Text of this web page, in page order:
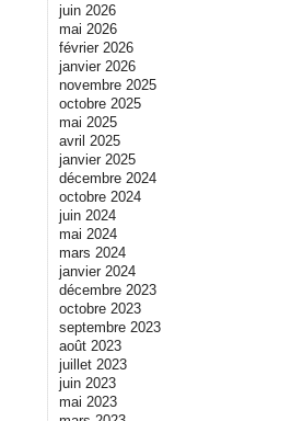
juin 2026
mai 2026
février 2026
janvier 2026
novembre 2025
octobre 2025
mai 2025
avril 2025
janvier 2025
décembre 2024
octobre 2024
juin 2024
mai 2024
mars 2024
janvier 2024
décembre 2023
octobre 2023
septembre 2023
août 2023
juillet 2023
juin 2023
mai 2023